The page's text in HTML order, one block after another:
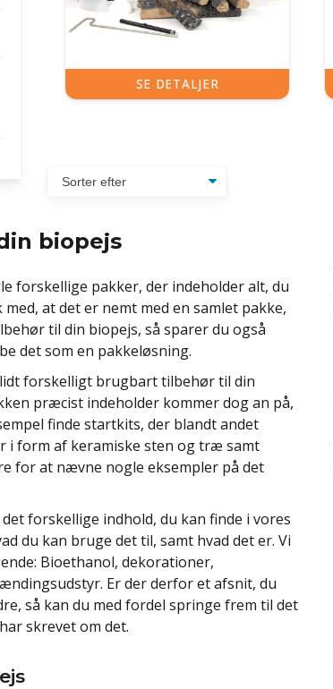
SE DETALJER
biopejs
forskellige pakker, der indeholder alt, du
at det er nemt med en samlet pakke,
til din biopejs, så sparer du også
det som en pakkeløsning.
forskelligt brugbart tilbehør til din
præcist indeholder kommer dog an på,
finde startkits, der blandt andet
i form af keramiske sten og træ samt
for at nævne nogle eksempler på det
forskellige indhold, du kan finde i vores
du kan bruge det til, samt hvad det er. Vi
Bioethanol, dekorationer,
Er der derfor et afsnit, du
så kan du med fordel springe frem til det
skrevet om det.